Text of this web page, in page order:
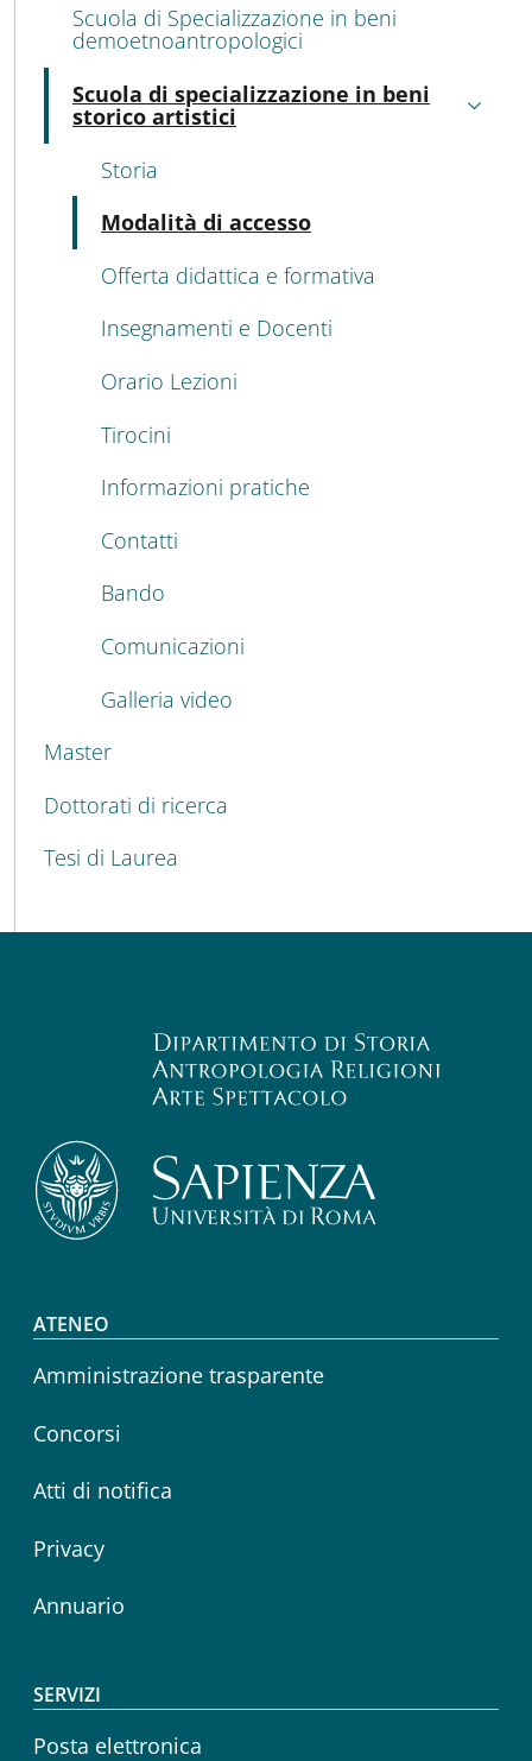
Scuola di Specializzazione in beni
demoetnoantropologici
Scuola di specializzazione in beni
storico artistici
Attivo
Storia
Modalità di accesso
Offerta didattica e formativa
Insegnamenti e Docenti
Orario Lezioni
Tirocini
Informazioni pratiche
Contatti
Bando
Comunicazioni
Galleria video
Master
Dottorati di ricerca
Tesi di Laurea
Footer menu
ATENEO
Amministrazione trasparente
Concorsi
Atti di notifica
Privacy
Annuario
SERVIZI
Posta elettronica